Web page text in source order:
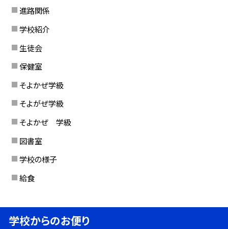
進路関係
学校紹介
生徒会
保健室
そよかぜ学級
そよがぜ学級
そよかぜ 学級
図書室
学校の様子
給食
学校からのお便り